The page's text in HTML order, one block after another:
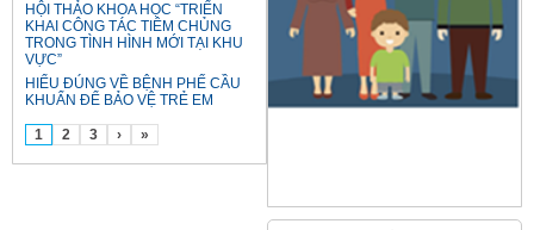
HỘI THẢO KHOA HỌC “TRIỂN
KHAI CÔNG TÁC TIÊM CHỦNG
TRONG TÌNH HÌNH MỚI TẠI KHU
VỰC”
HIỂU ĐÚNG VỀ BỆNH PHẾ CẦU
KHUẨN ĐỂ BẢO VỆ TRẺ EM
1 2 3 › »